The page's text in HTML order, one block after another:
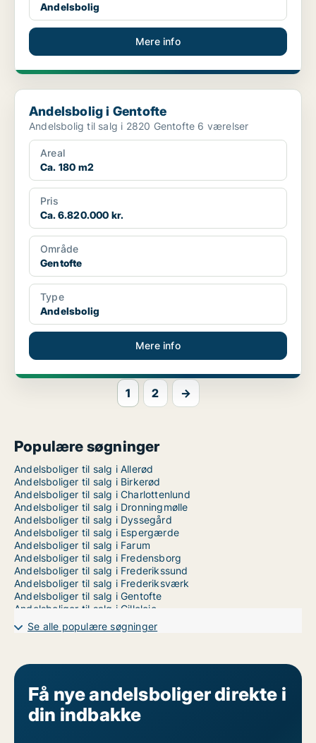
Andelsbolig
Mere info
Andelsbolig i Gentofte
Andelsbolig i Gentofte
Andelsbolig til salg i 2820 Gentofte 6 værelser
Areal
Ca. 180 m2
Pris
Ca. 6.820.000 kr.
Område
Gentofte
Type
Andelsbolig
Mere info
1 2 →
Populære søgninger
Andelsboliger til salg i Allerød
Andelsboliger til salg i Birkerød
Andelsboliger til salg i Charlottenlund
Andelsboliger til salg i Dronningmølle
Andelsboliger til salg i Dyssegård
Andelsboliger til salg i Espergærde
Andelsboliger til salg i Farum
Andelsboliger til salg i Fredensborg
Andelsboliger til salg i Frederikssund
Andelsboliger til salg i Frederiksværk
Andelsboliger til salg i Gentofte
Andelsboliger til salg i Gilleleje
Andelsboliger til salg i Græsted
Andelsboliger til salg i Gørløse
Andelsboliger til salg i Helsingør
Andelsboliger til salg i Hillerød
Andelsboliger til salg i Holte
Andelsboliger til salg i Hornbæk
Andelsboliger til salg i Humlebæk
Se alle populære søgninger
Få nye andelsboliger direkte i
din indbakke